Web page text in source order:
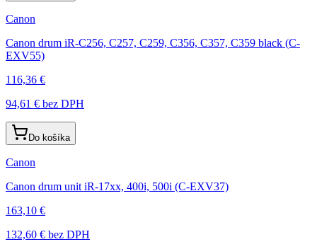
Canon
Canon drum iR-C256, C257, C259, C356, C357, C359 black (C-
EXV55)
116,36 €
94,61 € bez DPH
Do košíka
Canon
Canon drum unit iR-17xx, 400i, 500i (C-EXV37)
163,10 €
132,60 € bez DPH